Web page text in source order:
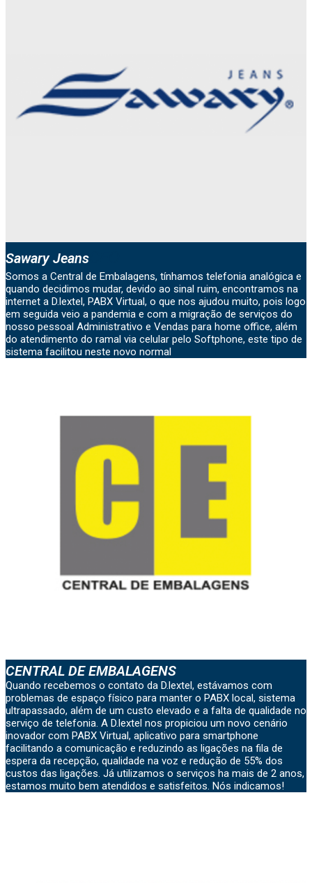
Sawary Jeans
Somos a Central de Embalagens, tínhamos telefonia analógica e
quando decidimos mudar, devido ao sinal ruim, encontramos na
internet a D.lextel, PABX Virtual, o que nos ajudou muito, pois logo
em seguida veio a pandemia e com a migração de serviços do
nosso pessoal Administrativo e Vendas para home office, além
do atendimento do ramal via celular pelo Softphone, este tipo de
sistema facilitou neste novo normal
CENTRAL DE EMBALAGENS
Quando recebemos o contato da D.lextel, estávamos com
problemas de espaço físico para manter o PABX local, sistema
ultrapassado, além de um custo elevado e a falta de qualidade no
serviço de telefonia. A D.lextel nos propiciou um novo cenário
inovador com PABX Virtual, aplicativo para smartphone
facilitando a comunicação e reduzindo as ligações na fila de
espera da recepção, qualidade na voz e redução de 55% dos
custos das ligações. Já utilizamos o serviços ha mais de 2 anos,
estamos muito bem atendidos e satisfeitos. Nós indicamos!